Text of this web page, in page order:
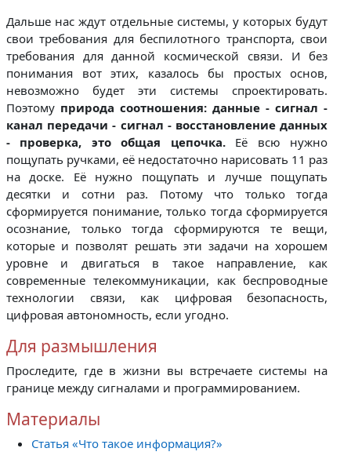
Дальше нас ждут отдельные системы, у которых будут
свои требования для беспилотного транспорта, свои
требования для данной космической связи. И без
понимания вот этих, казалось бы простых основ,
невозможно будет эти системы спроектировать.
Поэтому природа соотношения: данные - сигнал -
канал передачи - сигнал - восстановление данных
- проверка, это общая цепочка. Её всю нужно
пощупать ручками, её недостаточно нарисовать 11 раз
на доске. Её нужно пощупать и лучше пощупать
десятки и сотни раз. Потому что только тогда
сформируется понимание, только тогда сформируется
осознание, только тогда сформируются те вещи,
которые и позволят решать эти задачи на хорошем
уровне и двигаться в такое направление, как
современные телекоммуникации, как беспроводные
технологии связи, как цифровая безопасность,
цифровая автономность, если угодно.
Для размышления
Проследите, где в жизни вы встречаете системы на
границе между сигналами и программированием.
Материалы
Статья «Что такое информация?»